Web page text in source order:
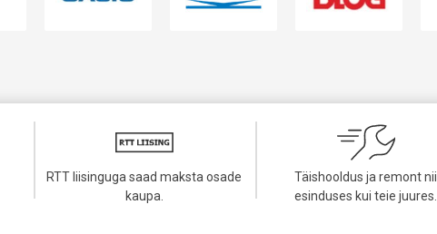
RTT liisinguga saad maksta osade
kaupa.
Täishooldus ja remont nii
esinduses kui teie juures.